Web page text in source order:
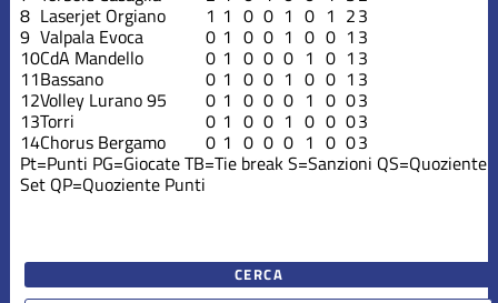
8 Laserjet Orgiano 1 1 0 0 1 0 1 23
9 Valpala Evoca 0 1 0 0 1 0 0 1 3
10CdA Mandello 0 1 0 0 0 1 0 1 3
11Bassano 0 1 0 0 1 0 0 1 3
12Volley Lurano 95 0 1 0 0 0 1 0 03
13Torri 0 1 0 0 1 0 0 03
14Chorus Bergamo 0 1 0 0 0 1 0 03
Pt=Punti PG=GiocateTB=Tie breakS=Sanzioni QS=Quoziente
Set QP=Quoziente Punti
CERCA